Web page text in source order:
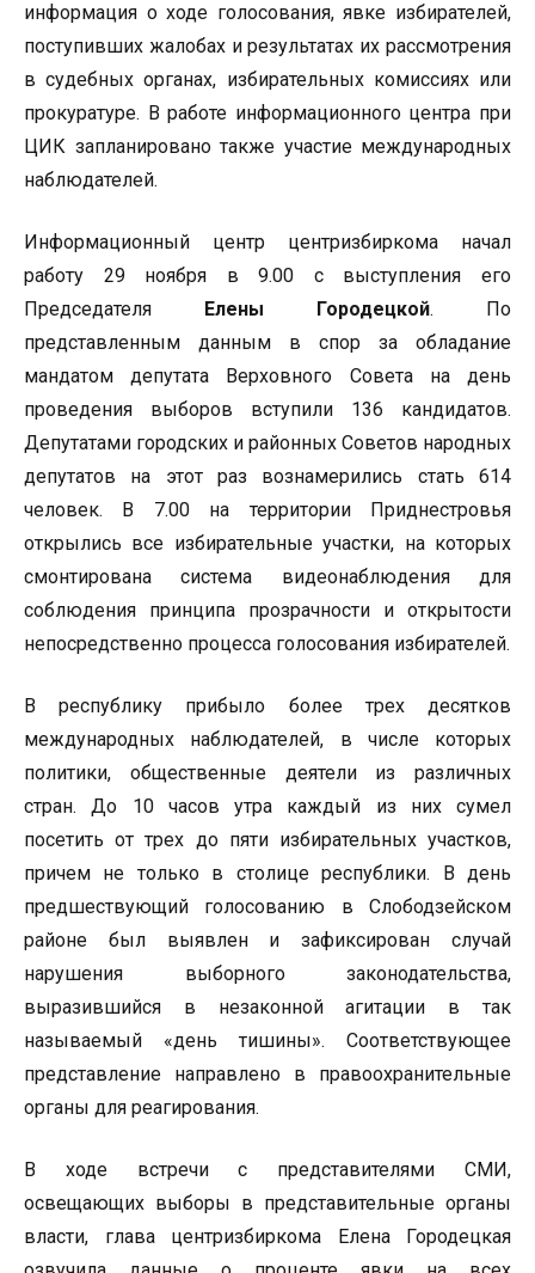
информация о ходе голосования, явке избирателей,
поступивших жалобах и результатах их рассмотрения
в судебных органах, избирательных комиссиях или
прокуратуре. В работе информационного центра при
ЦИК запланировано также участие международных
наблюдателей.
Информационный центр центризбиркома начал
работу 29 ноября в 9.00 с выступления его
Председателя
Елены Городецкой. По
представленным данным в спор за обладание
мандатом депутата Верховного Совета на день
проведения выборов вступили 136 кандидатов.
Депутатами городских и районных Советов народных
депутатов на этот раз вознамерились стать 614
человек. В 7.00 на территории Приднестровья
открылись все избирательные участки, на которых
смонтирована система видеонаблюдения для
соблюдения принципа прозрачности и открытости
непосредственно процесса голосования избирателей.
В республику прибыло более трех десятков
международных наблюдателей, в числе которых
политики, общественные деятели из различных
стран. До 10 часов утра каждый из них сумел
посетить от трех до пяти избирательных участков,
причем не только в столице республики. В день
предшествующий голосованию в Слободзейском
районе был выявлен и зафиксирован случай
нарушения выборного законодательства,
выразившийся в незаконной агитации в так
называемый «день тишины». Соответствующее
представление направлено в правоохранительные
органы для реагирования.
В ходе встречи с представителями СМИ,
освещающих выборы в представительные органы
власти, глава центризбиркома Елена Городецкая